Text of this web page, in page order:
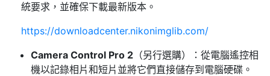
統要求，並確保下載最新版本。
https://downloadcenter.nikonimglib.com/
Camera Control Pro 2 （另行選購）：從電腦遙控相
機以記錄相片和短片並將它們直接儲存到電腦硬碟。